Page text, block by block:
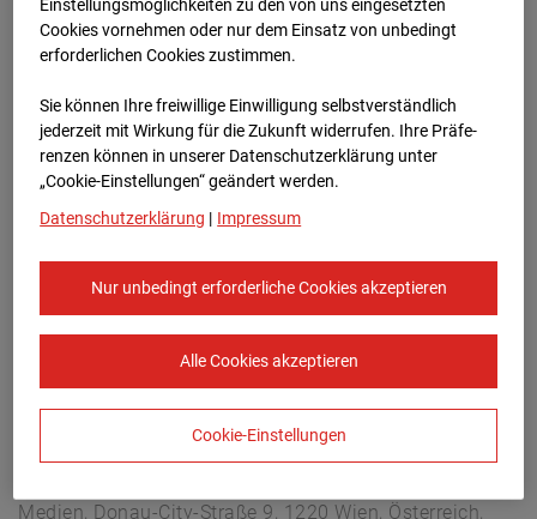
Zur Übersicht
Europe/Vienna
Medien, Donau-City-Straße 9, 1220 Wien, Österreich,
Einstellungsmöglichkeiten zu den von uns eingesetzten
Cookies vornehmen oder nur dem Einsatz von unbedingt
erforderlichen Cookies zustimmen.
Sie können Ihre freiwillige Einwilligung selbstverständlich
jederzeit mit Wirkung für die Zukunft widerrufen. Ihre Prä­fe­
renzen können in unserer Datenschutzerklärung unter
„Cookie-Einstellungen“ geändert werden.
Datenschutzerklärung | Impressum
Nur unbedingt erforderliche Cookies akzeptieren
Alle Cookies akzeptieren
Cookie-Einstellungen